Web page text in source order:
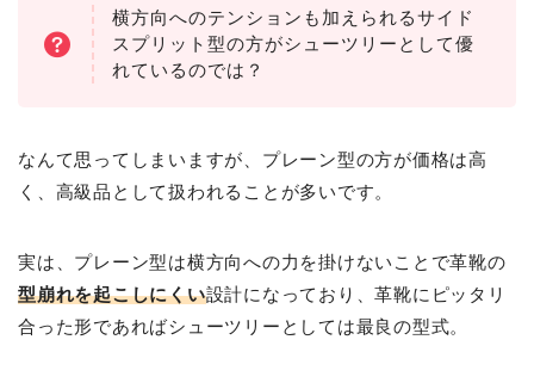
横方向へのテンションも加えられるサイド
スプリット型の方がシューツリーとして優
れているのでは？
なんて思ってしまいますが、プレーン型の方が価格は高
く、高級品として扱われることが多いです。
実は、プレーン型は横方向への力を掛けないことで革靴の
型崩れを起こしにくい設計になっており、革靴にピッタリ
合った形であればシューツリーとしては最良の型式。